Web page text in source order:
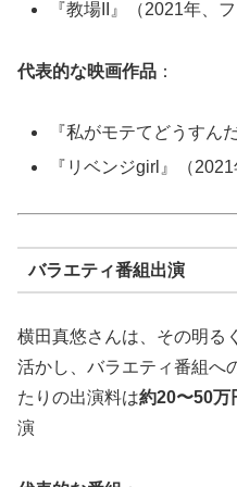
『教場II』（2021年、
代表的な映画作品 ：
『私がモテてどうすん
『リベンジgirl』（2021
バラエティ番組出演
横田真悠さんは、その明る
活かし、バラエティ番組へ
たりの出演料は約20〜50万
演